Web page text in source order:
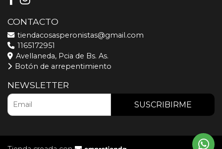
CONTACTO
tiendacosasperonistas@gmail.com
1165172951
Avellaneda, Pcia de Bs. As.
Botón de arrepentimiento
NEWSLETTER
SUSCRIBIRME